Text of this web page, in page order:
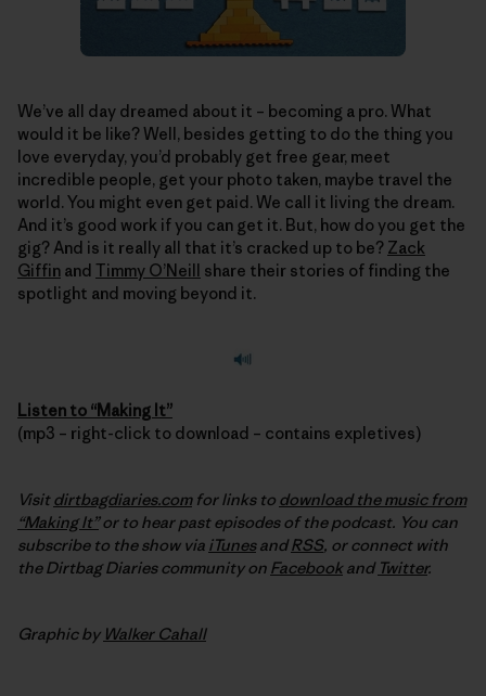
We’ve all day dreamed about it – becoming a pro. What
would it be like? Well, besides getting to do the thing you
love everyday, you’d probably get free gear, meet
incredible people, get your photo taken, maybe travel the
world. You might even get paid. We call it living the dream.
And it’s good work if you can get it. But, how do you get the
gig? And is it really all that it’s cracked up to be? Zack
Giffin and Timmy O’Neill share their stories of finding the
spotlight and moving beyond it.
Listen to “Making It”
(mp3 – right-click to download – contains expletives)
Visitdirtbagdiaries.comfor links to download the music from
“Making It”or to hear past episodes of the podcast. You can
subscribe to the show via iTunesandRSS, or connect with
the Dirtbag Diaries community on Facebook and Twitter.
Graphic by Walker Cahall